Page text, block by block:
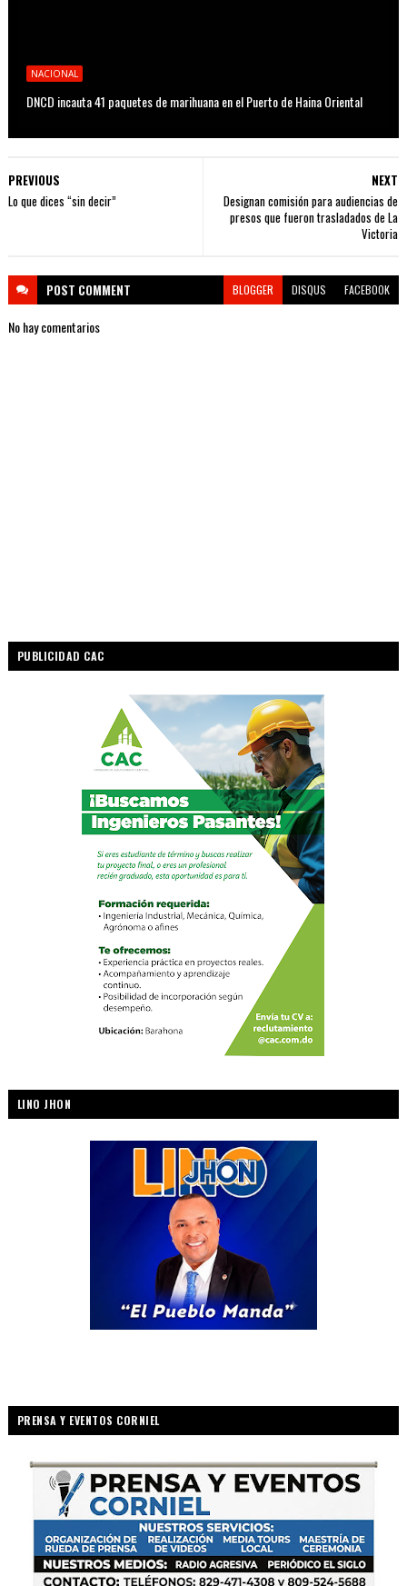
NACIONAL
DNCD incauta 41 paquetes de marihuana en el Puerto de Haina Oriental
NEXT
Designan comisión para audiencias de
presos que fueron trasladados de La
Victoria
PREVIOUS
Lo que dices “sin decir”
POST COMMENT BLOGGER DISQUS FACEBOOK
No hay comentarios
PUBLICIDAD CAC
LINO JHON
PRENSA Y EVENTOS CORNIEL